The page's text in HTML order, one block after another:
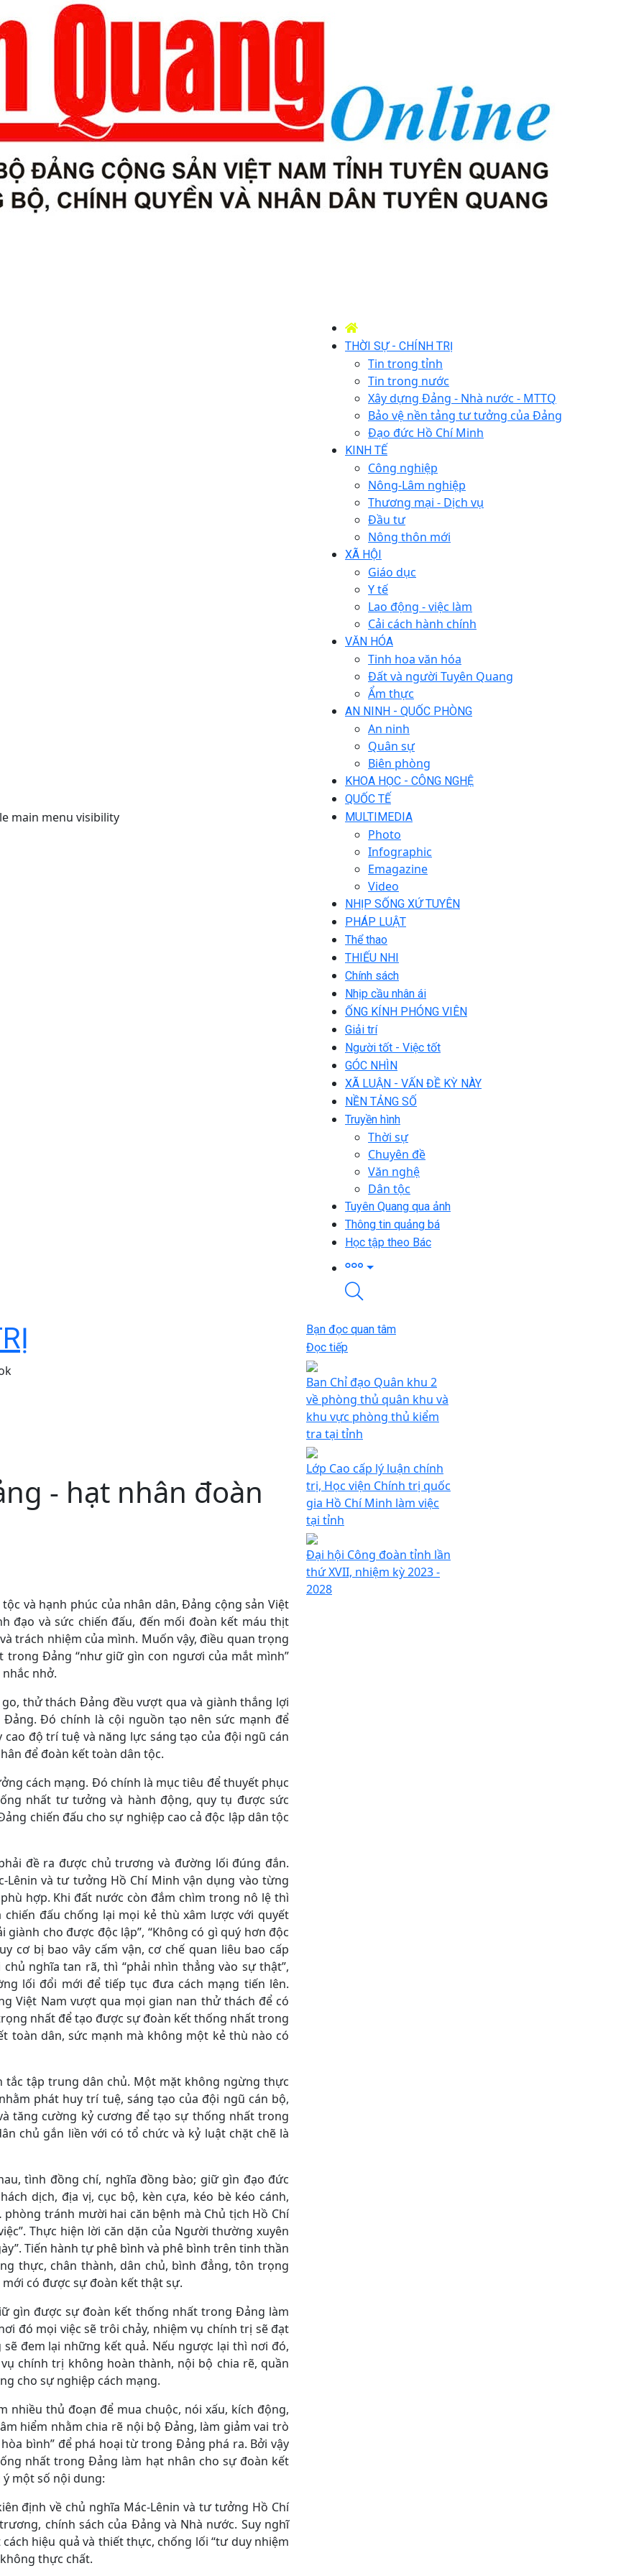
main menu visibility
THỜI SỰ - CHÍNH TRỊ
Tin trong tỉnh
Tin trong nước
Xây dựng Đảng - Nhà nước - MTTQ
Bảo vệ nền tảng tư tưởng của Đảng
Đạo đức Hồ Chí Minh
KINH TẾ
Công nghiệp
Nông-Lâm nghiệp
Thương mại - Dịch vụ
Đầu tư
Nông thôn mới
XÃ HỘI
Giáo dục
Y tế
Lao động - việc làm
Cải cách hành chính
VĂN HÓA
Tinh hoa văn hóa
Đất và người Tuyên Quang
Ẩm thực
AN NINH - QUỐC PHÒNG
An ninh
Quân sự
Biên phòng
KHOA HỌC - CÔNG NGHỆ
QUỐC TẾ
MULTIMEDIA
Photo
Infographic
Emagazine
Video
NHỊP SỐNG XỨ TUYÊN
PHÁP LUẬT
Thể thao
THIẾU NHI
Chính sách
Nhịp cầu nhân ái
ỐNG KÍNH PHÓNG VIÊN
Giải trí
Người tốt - Việc tốt
GÓC NHÌN
XÃ LUẬN - VẤN ĐỀ KỲ NÀY
NỀN TẢNG SỐ
Truyền hình
Thời sự
Chuyên đề
Văn nghệ
Dân tộc
Tuyên Quang qua ảnh
Thông tin quảng bá
Học tập theo Bác
- hạt nhân đoàn
và hạnh phúc của nhân dân, Đảng cộng sản Việt
đạo và sức chiến đấu, đến mối đoàn kết máu thịt
trách nhiệm của mình. Muốn vậy, điều quan trọng
Đảng “như giữ gìn con ngươi của mắt mình”
nhở.
thử thách Đảng đều vượt qua và giành thắng lợi
Đó chính là cội nguồn tạo nên sức mạnh để
độ trí tuệ và năng lực sáng tạo của đội ngũ cán
để đoàn kết toàn dân tộc.
cách mạng. Đó chính là mục tiêu để thuyết phục
nhất tư tưởng và hành động, quy tụ được sức
chiến đấu cho sự nghiệp cao cả độc lập dân tộc
đề ra được chủ trương và đường lối đúng đắn.
và tư tưởng Hồ Chí Minh vận dụng vào từng
hợp. Khi đất nước còn đắm chìm trong nô lệ thì
đấu chống lại mọi kẻ thù xâm lược với quyết
cho được độc lập”, “Không có gì quý hơn độc
cơ bị bao vây cấm vận, cơ chế quan liêu bao cấp
nghĩa tan rã, thì “phải nhìn thẳng vào sự thật”,
lối đổi mới để tiếp tục đưa cách mạng tiến lên.
Việt Nam vượt qua mọi gian nan thử thách để có
nhất để tạo được sự đoàn kết thống nhất trong
toàn dân, sức mạnh mà không một kẻ thù nào có
tắc tập trung dân chủ. Một mặt không ngừng thực
phát huy trí tuệ, sáng tạo của đội ngũ cán bộ,
tăng cường kỷ cương để tạo sự thống nhất trong
chủ gắn liền với có tổ chức và kỷ luật chặt chẽ là
tình đồng chí, nghĩa đồng bào; giữ gìn đạo đức
dịch, địa vị, cục bộ, kèn cựa, kéo bè kéo cánh,
tránh mười hai căn bệnh mà Chủ tịch Hồ Chí
Thực hiện lời căn dặn của Người thường xuyên
Tiến hành tự phê bình và phê bình trên tinh thần
thực, chân thành, dân chủ, bình đẳng, tôn trọng
có được sự đoàn kết thật sự.
gìn được sự đoàn kết thống nhất trong Đảng làm
đó mọi việc sẽ trôi chảy, nhiệm vụ chính trị sẽ đạt
đem lại những kết quả. Nếu ngược lại thì nơi đó,
chính trị không hoàn thành, nội bộ chia rẽ, quần
cho sự nghiệp cách mạng.
nhiều thủ đoạn để mua chuộc, nói xấu, kích động,
hiểm nhằm chia rẽ nội bộ Đảng, làm giảm vai trò
bình” để phá hoại từ trong Đảng phá ra. Bởi vậy
nhất trong Đảng làm hạt nhân cho sự đoàn kết
một số nội dung:
định về chủ nghĩa Mác-Lênin và tư tưởng Hồ Chí
chính sách của Đảng và Nhà nước. Suy nghĩ
hiệu quả và thiết thực, chống lối “tư duy nhiệm
thực chất.
Bạn đọc quan tâm
Đọc tiếp
Ban Chỉ đạo Quân khu 2
về phòng thủ quân khu và
khu vực phòng thủ kiểm
tra tại tỉnh
Lớp Cao cấp lý luận chính
trị, Học viện Chính trị quốc
gia Hồ Chí Minh làm việc
tại tỉnh
Đại hội Công đoàn tỉnh lần
thứ XVII, nhiệm kỳ 2023 -
2028